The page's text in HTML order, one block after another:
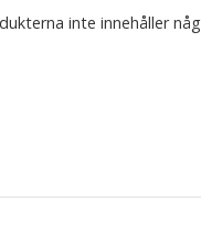
inte innehåller